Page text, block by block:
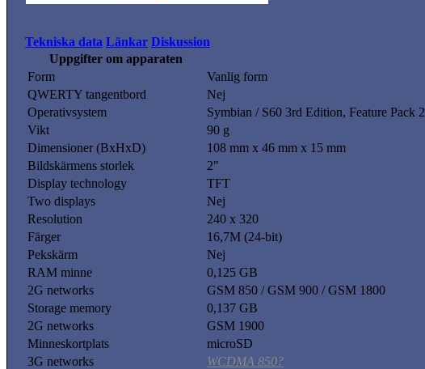
Tekniska data Länkar Diskussion
Uppgifter om apparaten
Form
Vanlig form
QWERTY tangentbord
Nej
Operativsystem
Symbian / S60 3rd Edition, Feature Pack 2
Vikt
90 g
Dimensioner (BxHxD)
108 mm x 46 mm x 15 mm
Bildskärmens storlek
2"
Display technology
TFT
Two displays
Nej
Resolution
240 x 320
Färger
16,7M (24-bit)
Pekskärm
Nej
RAM minne
0,125 GB
2G networks
GSM 850 / GSM 900 / GSM 1800
Storage memory
0,137 GB
2G networks
GSM 1900
Minneskortplats
microSD
3G networks
WCDMA 850?